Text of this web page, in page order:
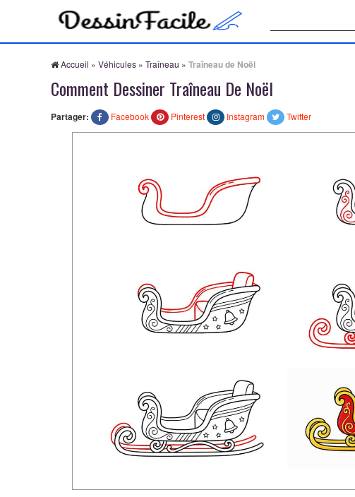
Accueil » Véhicules » Traîneau » Traîneau de Noël
Comment Dessiner Traîneau De Noël
Partager: Facebook Pinterest Instagram Twitter